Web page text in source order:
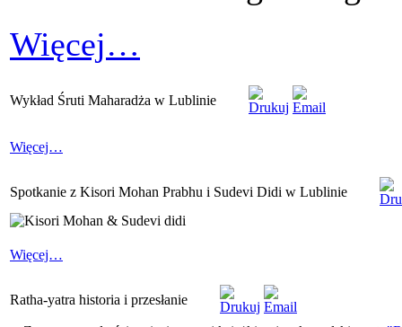
Więcej…
Wykład Śruti Maharadża w Lublinie
Więcej…
Spotkanie z Kisori Mohan Prabhu i Sudevi Didi w Lublinie
Więcej…
Ratha-yatra historia i przesłanie